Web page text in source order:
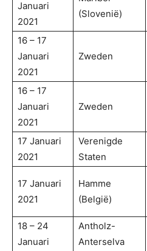
Januari
2021
(Slovenië)
16 – 17
Januari
2021
Zweden
16 – 17
Januari
2021
Zweden
17 Januari
2021
Verenigde
Staten
17 Januari
2021
Hamme
(België)
18 – 24
Januari
Antholz-
Anterselva